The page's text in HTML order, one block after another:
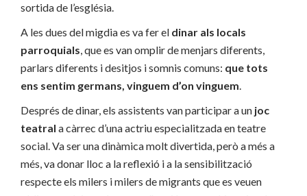
sortida de l’església.
A les dues del migdia es va fer el dinar als locals
parroquials, que es van omplir de menjars diferents,
parlars diferents i desitjos i somnis comuns: que tots
ens sentim germans, vinguem d’on vinguem.
Després de dinar, els assistents van participar a un joc
teatral a càrrec d’una actriu especialitzada en teatre
social. Va ser una dinàmica molt divertida, però a més a
més, va donar lloc a la reflexió i a la sensibilització
respecte els milers i milers de migrants que es veuen